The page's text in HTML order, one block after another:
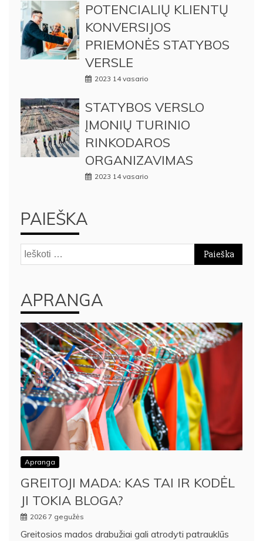
POTENCIALIŲ KLIENTŲ
KONVERSIJOS
PRIEMONĖS STATYBOS
VERSLE
2023 14 vasario
STATYBOS VERSLO
ĮMONIŲ TURINIO
RINKODAROS
ORGANIZAVIMAS
2023 14 vasario
PAIEŠKA
Ieškoti:
APRANGA
Apranga
GREITOJI MADA: KAS TAI IR KODĖL
JI TOKIA BLOGA?
2026 7 gegužės
Greitosios mados drabužiai gali atrodyti patrauklūs